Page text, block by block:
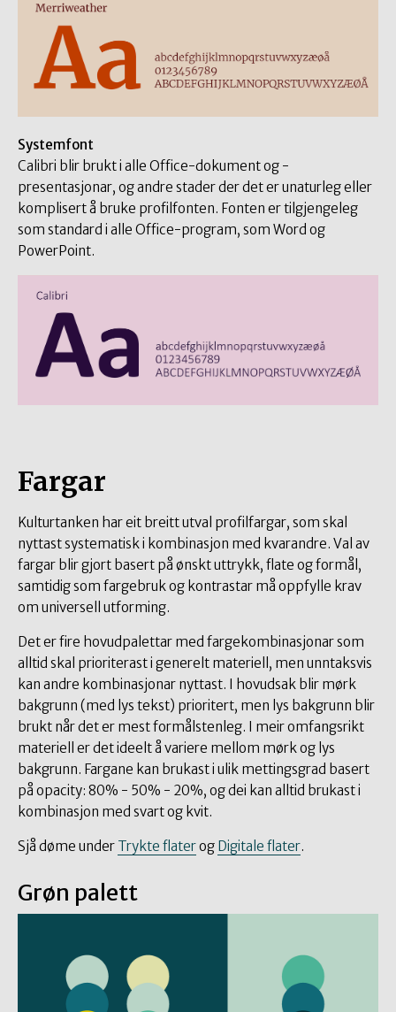
Systemfont
Calibri blir brukt i alle Office-dokument og -
presentasjonar, og andre stader der det er unaturleg eller
komplisert å bruke profilfonten. Fonten er tilgjengeleg
som standard i alle Office-program, som Word og
PowerPoint.
Fargar
Kulturtanken har eit breitt utval profilfargar, som skal
nyttast systematisk i kombinasjon med kvarandre. Val av
fargar blir gjort basert på ønskt uttrykk, flate og formål,
samtidig som fargebruk og kontrastar må oppfylle krav
om universell utforming.
Det er fire hovudpalettar med fargekombinasjonar som
alltid skal prioriterast i generelt materiell, men unntaksvis
kan andre kombinasjonar nyttast. I hovudsak blir mørk
bakgrunn (med lys tekst) prioritert, men lys bakgrunn blir
brukt når det er mest formålstenleg. I meir omfangsrikt
materiell er det ideelt å variere mellom mørk og lys
bakgrunn. Fargane kan brukast i ulik mettingsgrad basert
på opacity: 80% - 50% - 20%, og dei kan alltid brukast i
kombinasjon med svart og kvit.
Sjå døme under Trykte flaterog Digitale flater.
Grøn palett